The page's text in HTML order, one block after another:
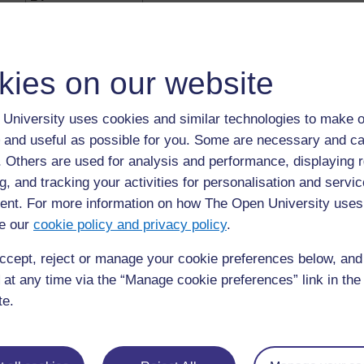
on our website
University uses cookies and similar technologies to make
useful as possible for you. Some are necessary and
Others are used for analysis and performance, displaying
and tracking your activities for personalisation and
For more information on how The Open University
our cookie policy and privacy policy.
reject or manage your cookie preferences below,
any time via the “Manage cookie preferences” link in
18
Précédent
Précédent